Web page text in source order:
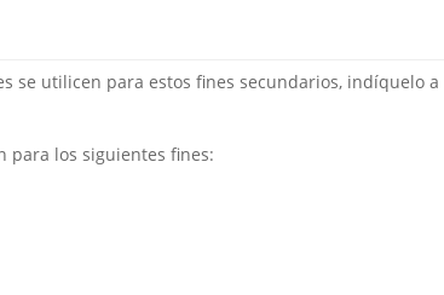
se utilicen para estos fines secundarios, indíquelo a
para los siguientes fines: